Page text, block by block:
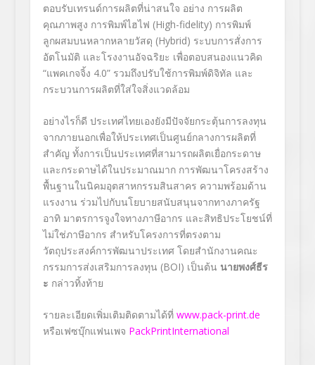
ตอบรับเทรนด์การผลิตที่น่าสนใจ อย่าง การผลิต
คุณภาพสูง การพิมพ์ไฮไฟ (High-fidelity) การพิมพ์
ลูกผสมบนหลากหลายวัสดุ (Hybrid) ระบบการสั่งการ
อัตโนมัติ และโรงงานอัจฉริยะ เพื่อตอบสนองแนวคิด
“แพคเกจจิ้ง 4.0” รวมถึงปรับใช้การพิมพ์ดิจิทัล และ
กระบวนการผลิตที่ใส่ใจสิ่งแวดล้อม
อย่างไรก็ดี ประเทศไทยเองยังมีปัจจัยกระตุ้นการลงทุน
จากภายนอกเพื่อให้ประเทศเป็นศูนย์กลางการผลิตที่
สำคัญ ทั้งการเป็นประเทศที่สามารถผลิตเยื่อกระดาษ
และกระดาษได้ในประมาณมาก การพัฒนาโครงสร้าง
พื้นฐานในนิคมอุตสาหกรรมสินสาคร ความพร้อมด้าน
แรงงาน ร่วมไปกับนโยบายสนับสนุนจากทางภาครัฐ
อาทิ มาตรการจูงใจทางภาษีอากร และสิทธิประโยชน์ที่
ไม่ใช่ภาษีอากร สำหรับโครงการที่ตรงตาม
วัตถุประสงค์การพัฒนาประเทศ โดยสำนักงานคณะ
กรรมการส่งเสริมการลงทุน (BOI) เป็นต้น นายพงศ์ธีร
ะ กล่าวทิ้งท้าย
รายละเอียดเพิ่มเติมติดตามได้ที่ www.pack-print.de
หรือเฟซบุ๊กแฟนเพจ PackPrintInternational